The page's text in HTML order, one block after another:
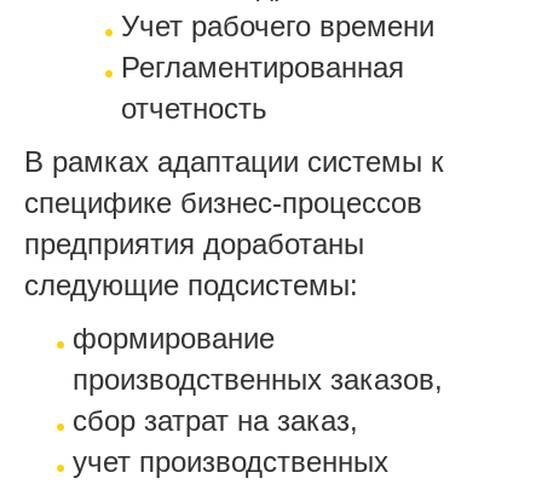
Учет рабочего времени
Регламентированная
отчетность
В рамках адаптации системы к
специфике бизнес-процессов
предприятия доработаны
следующие подсистемы:
формирование
производственных заказов,
сбор затрат на заказ,
учет производственных